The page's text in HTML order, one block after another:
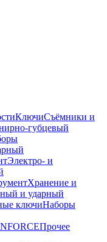
КлючиСъёмники и
губцевый
Электро- и
Хранение и
и ударный
ключиНаборы
FORCEПрочее